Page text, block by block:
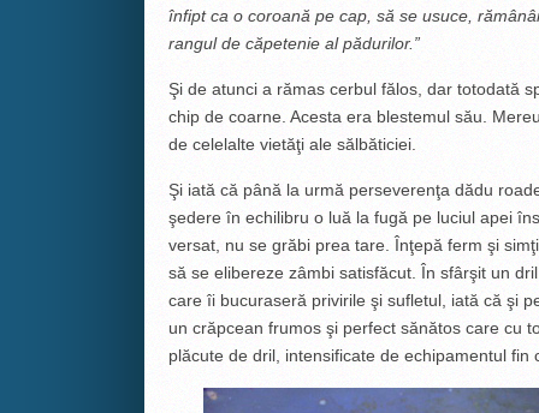
înfipt ca o coroană pe cap, să se usuce,
rangul de căpetenie al pădurilor.”
Şi de atunci a rămas cerbul fălos, dar totodată
chip de coarne. Acesta era blestemul său.
de celelalte vietăţi ale sălbăticiei.
Şi iată că până la urmă perseverenţa dădu
şedere în echilibru o luă la fugă pe luciul apei
versat, nu se grăbi prea tare. Înţepă ferm şi
să se elibereze zâmbi satisfăcut. În sfârşit un
care îi bucuraseră privirile şi sufletul, iată că şi
un crăpcean frumos şi perfect sănătos care cu
plăcute de dril, intensificate de echipamentul fin